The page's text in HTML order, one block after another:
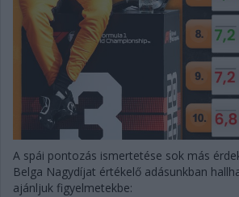
A spái pontozás ismertetése sok más
Belga Nagydíjat értékelő adásunkban
ajánljuk figyelmetekbe: